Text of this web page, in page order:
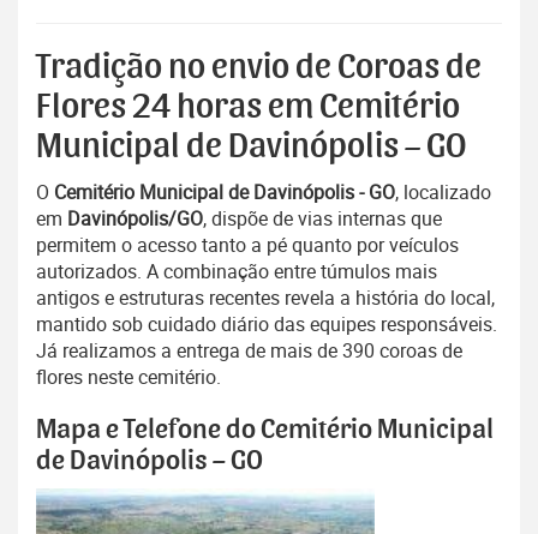
Tradição no envio de Coroas de
Flores 24 horas em Cemitério
Municipal de Davinópolis – GO
O Cemitério Municipal de Davinópolis - GO, localizado
em Davinópolis/GO, dispõe de vias internas que
permitem o acesso tanto a pé quanto por veículos
autorizados. A combinação entre túmulos mais
antigos e estruturas recentes revela a história do local,
mantido sob cuidado diário das equipes responsáveis.
Já realizamos a entrega de mais de 390 coroas de
flores neste cemitério.
Mapa e Telefone do Cemitério Municipal
de Davinópolis – GO